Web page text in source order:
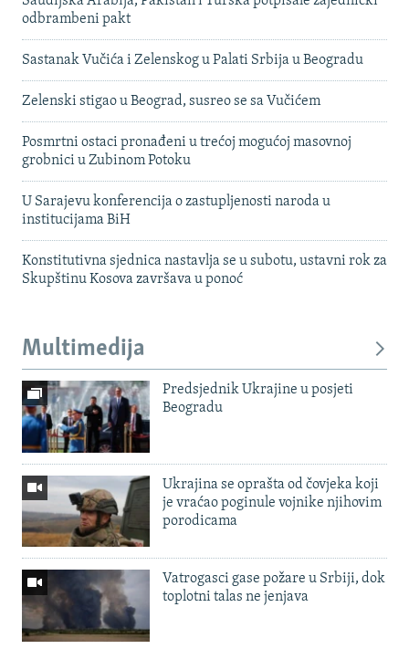
odbrambeni pakt
Sastanak Vučića i Zelenskog u Palati Srbija u Beogradu
Zelenski stigao u Beograd, susreo se sa Vučićem
Posmrtni ostaci pronađeni u trećoj mogućoj masovnoj
grobnici u Zubinom Potoku
U Sarajevu konferencija o zastupljenosti naroda u
institucijama BiH
Konstitutivna sjednica nastavlja se u subotu, ustavni rok za
Skupštinu Kosova završava u ponoć
Multimedija
Predsjednik Ukrajine u posjeti
Beogradu
Ukrajina se oprašta od čovjeka koji
je vraćao poginule vojnike njihovim
porodicama
Vatrogasci gase požare u Srbiji, dok
toplotni talas ne jenjava